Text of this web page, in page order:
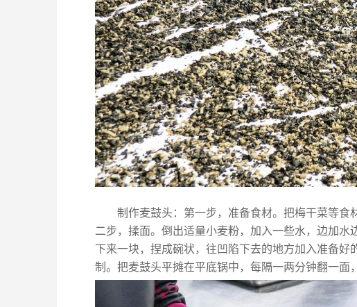
制作麦鼓头：第一步，准备食材。把梅干菜等
二步，揉面。倒出适量小麦粉，加入一些水，边加
下来一块，捏成碗状，往凹陷下去的地方加入准备
制。把麦鼓头平摊在平底锅中，每隔一两分钟翻一面